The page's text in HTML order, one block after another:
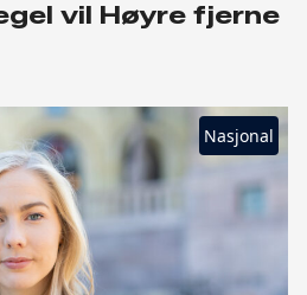
vil Høyre fjerne
Nasjonal